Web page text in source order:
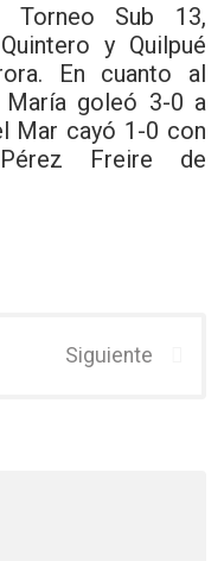
Torneo Sub 13,
y Quilpué
En cuanto al
María goleó 3-0 a
Mar cayó 1-0 con
Freire de
Siguiente